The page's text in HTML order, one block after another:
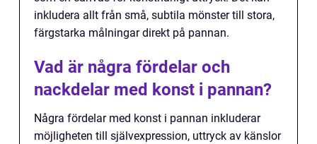
inkludera allt från små, subtila mönster till stora,
färgstarka målningar direkt på pannan.
Vad är några fördelar och
nackdelar med konst i pannan?
Några fördelar med konst i pannan inkluderar
möjligheten till självexpression, uttryck av känslor